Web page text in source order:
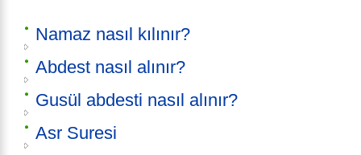
Namaz nasıl kılınır?
Abdest nasıl alınır?
Gusül abdesti nasıl alınır?
Asr Suresi